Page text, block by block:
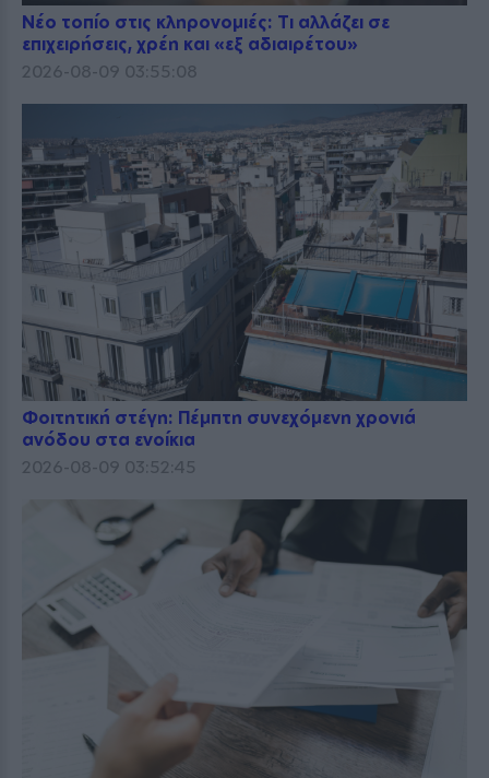
Νέο τοπίο στις κληρονομιές: Τι αλλάζει σε
επιχειρήσεις, χρέη και «εξ αδιαιρέτου»
2026-08-09 03:55:08
Φοιτητική στέγη: Πέμπτη συνεχόμενη χρονιά
ανόδου στα ενοίκια
2026-08-09 03:52:45